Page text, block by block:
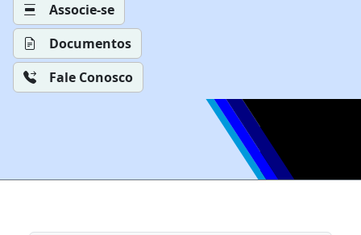
Associe-se
Documentos
Fale Conosco